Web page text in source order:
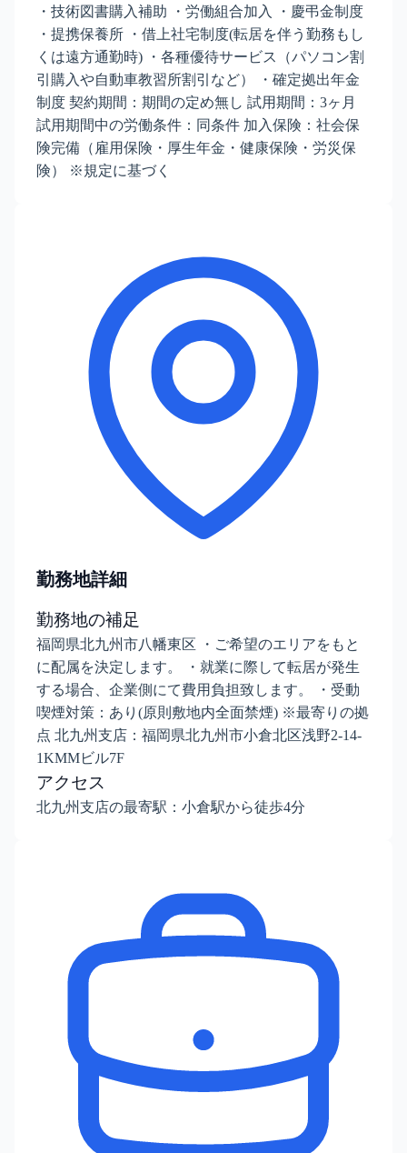
・技術図書購入補助 ・労働組合加入 ・慶弔金制度
・提携保養所 ・借上社宅制度(転居を伴う勤務もし
くは遠方通勤時) ・各種優待サービス（パソコン割
引購入や自動車教習所割引など） ・確定拠出年金
制度 契約期間：期間の定め無し 試用期間：3ヶ月
試用期間中の労働条件：同条件 加入保険：社会保
険完備（雇用保険・厚生年金・健康保険・労災保
険） ※規定に基づく
勤務地詳細
勤務地の補足
福岡県北九州市八幡東区 ・ご希望のエリアをもと
に配属を決定します。 ・就業に際して転居が発生
する場合、企業側にて費用負担致します。 ・受動
喫煙対策：あり(原則敷地内全面禁煙) ※最寄りの拠
点 北九州支店：福岡県北九州市小倉北区浅野2-14-
1KMMビル7F
アクセス
北九州支店の最寄駅：小倉駅から徒歩4分